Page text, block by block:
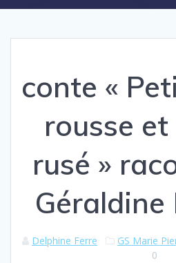
conte «
rousse
rusé »
Géraldine
Delphine Ferre GS Marie
0